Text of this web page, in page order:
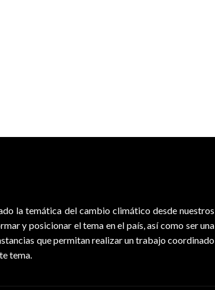
la temática del cambio climático desde nuestros
y posicionar el tema en el país, así como ser una
que permitan realizar un trabajo coordinado
tema.